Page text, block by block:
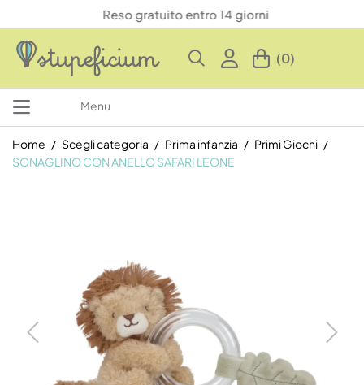
Reso gratuito entro 14 giorni
(0)
Menu
Home Scegli categoria Prima infanzia
Primi Giochi
SONAGLINO CON ANELLO SAFARI LEONE